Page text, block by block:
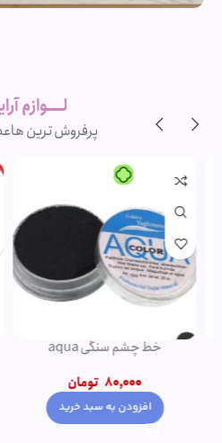
برندلــــوازم
پرفروش ترین ها
-1%
پنکک مهرونا
تومان345,000
انتخاب گزینه ها